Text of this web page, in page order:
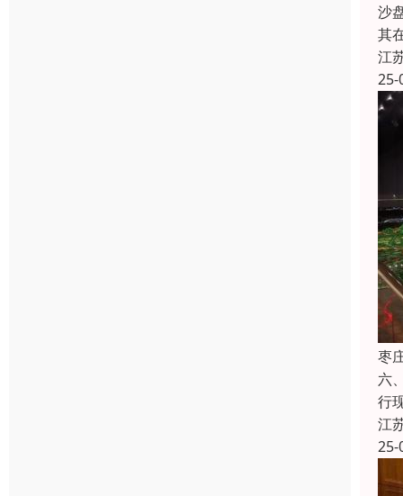
沙
其
江
25-
枣
六
行
江
25-